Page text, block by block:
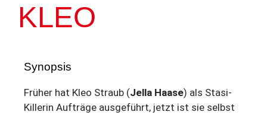
KLEO
Synopsis
Früher hat Kleo Straub (Jella Haase) als Stasi-
Killerin Aufträge ausgeführt, jetzt ist sie selbst